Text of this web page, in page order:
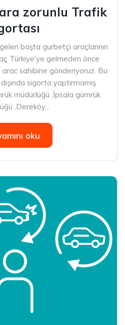
zorunlu Trafik
başta gurbetçi araçlarının
Türkiye’ye gelmeden önce
sahibine gönderiyoruz. Bu
sigorta yaptırmamış
müdürlüğü ,İpsala gümrük
,Dereköy...
oku